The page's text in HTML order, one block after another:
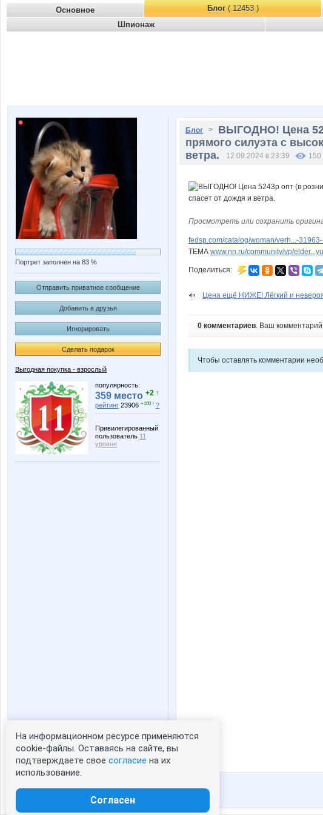
Основное Блог( 12453 )
Шпионаж
Портрет заполнен на 83 %
Отправить приватное сообщение
Добавить в друзья
Игнорировать
Сделать подарок
Выгодная покупка - взрослый
популярность:
359 место +2 ↑
рейтинг 23906 +100 ↑ ?
Привилегированный
пользователь 11
уровня
Статистика портрета:
сейчас просматривают портрет - 0
зарегистрированные пользователи
Блог > ВЫГОДНО! Цена
прямого силуэта с
ветра.
12.09.2024 в 23:39 150
Просмотреть или сохранить
fedsp.com/catalog/woman/verh...-
ТЕМА www.nn.ru/community/vp/
Поделиться:
Цена ещё НИЖЕ! Лёгкий и
0 комментариев. Ваш
Чтобы оставлять комментарии
На информационном ресурсе применяются
cookie-файлы. Оставаясь на сайте, вы
подтверждаете свое согласие на их
использование.
Согласен